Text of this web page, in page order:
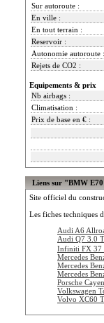
Sur autoroute :
En ville :
En tout terrain :
Reservoir :
Autonomie autoroute :
Rejets de CO2 :
Equipements & prix
Nb airbags :
Climatisation :
Prix de base en € :
Liens sur "BMW
Site officiel du
Les fiches techniques
Audi A6
Audi Q7 3.0
Infiniti FX 37
Mercedes
Mercedes
Mercedes
Porsche
Volkswagen
Volvo XC60